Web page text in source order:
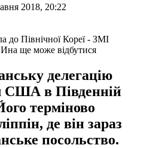
2018, 20:22
ще може відбутися
делегацію
США в Південній
терміново
де він зараз
посольство.